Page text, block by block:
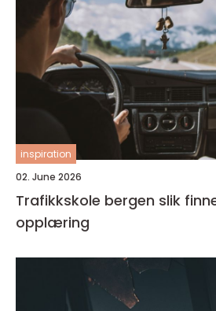
inspiration
02. June 2026
Trafikkskole bergen slik finner du riktig
opplæring